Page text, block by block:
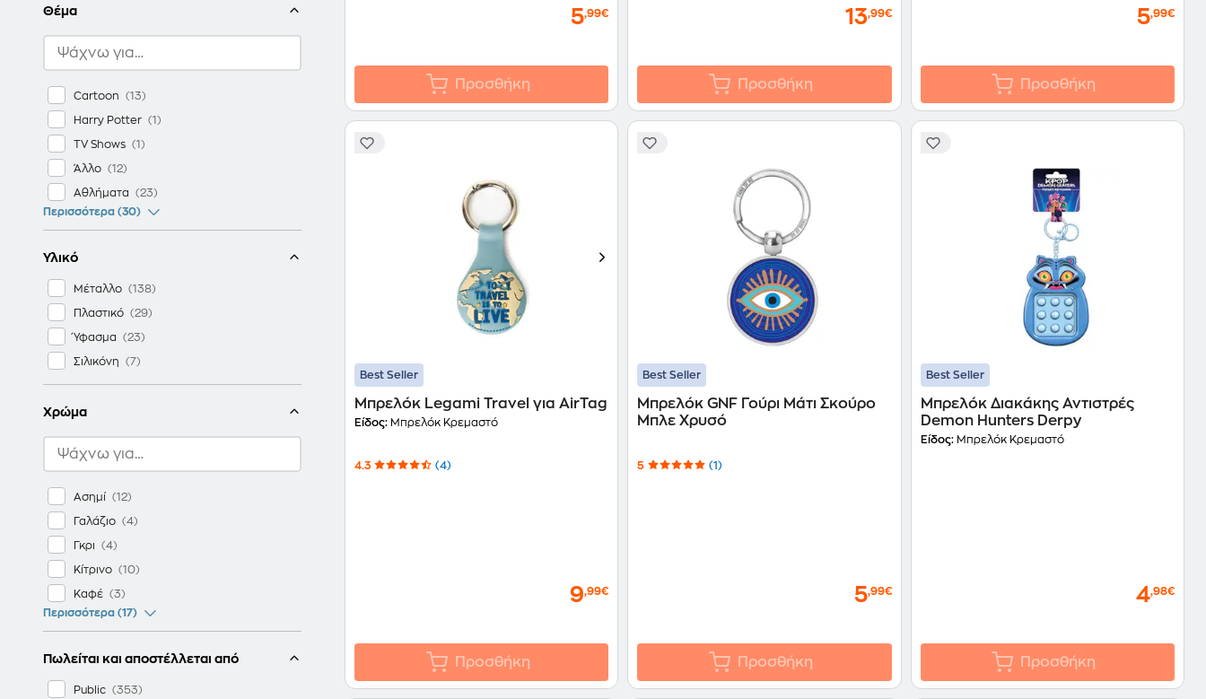
Θέμα
Cartoon
Harry Potter
TV Shows
Άλλο
Αθλήματα
Περισσότερα (30)
Υλικό
Μέταλλο
Πλαστικό
Ύφασμα
Σιλικόνη
Χρώμα
Ασημί
Γαλάζιο
Γκρι
Κίτρινο
Καφέ
Περισσότερα (17)
Πωλείται και αποστέλλεται από
Public
5,99€
Προσθήκη
13,99€
Προσθήκη
5,99€
Προσθήκη
Best Seller
Μπρελόκ Legami Travel για AirTag
Είδος: Μπρελόκ Κρεμαστό
4.3 (4)
9,99€
Προσθήκη
Best Seller
Μπρελόκ GNF Γούρι Μάτι Σκούρο
Μπλε Χρυσό
5 (1)
5,99€
Προσθήκη
Best Seller
Μπρελόκ Διακάκης Αντιστρές
Demon Hunters Derpy
Είδος:Μπρελόκ Κρεμαστό
4,98€
Προσθήκη